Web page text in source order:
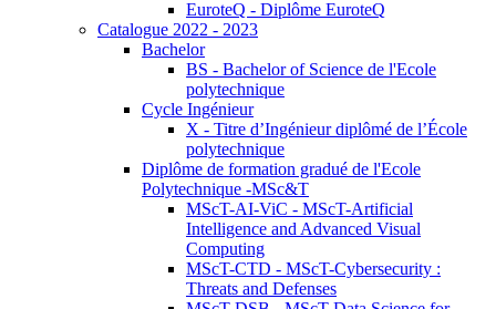
EuroteQ - Diplôme EuroteQ
Catalogue 2022 - 2023
Bachelor
BS - Bachelor of Science de l'Ecole
polytechnique
Cycle Ingénieur
X - Titre d’Ingénieur diplômé de l’École
polytechnique
Diplôme de formation gradué de l'Ecole
Polytechnique -MSc&T
MScT-AI-ViC - MScT-Artificial
Intelligence and Advanced Visual
Computing
MScT-CTD - MScT-Cybersecurity :
Threats and Defenses